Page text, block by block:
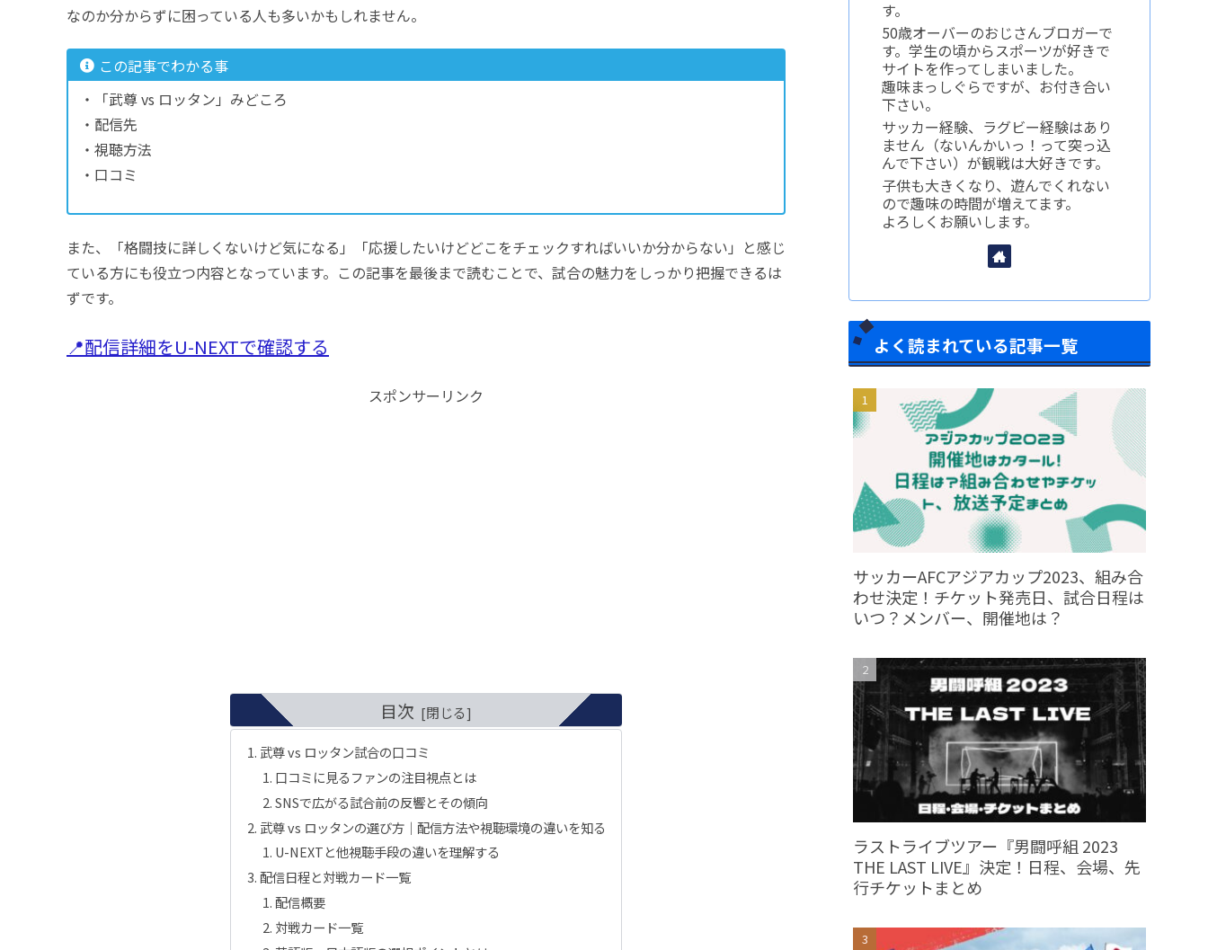
なのか分からずに困っている人も多いかもしれません。
この記事でわかる事
・「武尊 vs ロッタン」みどころ
・配信先
・視聴方法
・口コミ
また、「格闘技に詳しくないけど気になる」「応援したいけどどこをチェックすればいいか分からない」と感じ
ている方にも役立つ内容となっています。この記事を最後まで読むことで、試合の魅力をしっかり把握できるは
ずです。
📍配信詳細をU-NEXTで確認する
スポンサーリンク
目次
武尊 vs ロッタン試合の口コミ
口コミに見るファンの注目視点とは
SNSで広がる試合前の反響とその傾向
武尊 vs ロッタンの選び方｜配信方法や視聴環境の違いを知る
U-NEXTと他視聴手段の違いを理解する
配信日程と対戦カード一覧
配信概要
対戦カード一覧
す。
50歳オーバーのおじさんブロガーで
す。学生の頃からスポーツが好きで
サイトを作ってしまいました。
趣味まっしぐらですが、お付き合い
下さい。
サッカー経験、ラグビー経験はあり
ません（ないんかいっ！って突っ込
んで下さい）が観戦は大好きです。
子供も大きくなり、遊んでくれない
ので趣味の時間が増えてます。
よろしくお願いします。
よく読まれている記事一覧
サッカーAFCアジアカップ2023、組み合
わせ決定！チケット発売日、試合日程は
いつ？メンバー、開催地は？
ラストライブツアー『男闘呼組 2023
THE LAST LIVE』決定！日程、会場、先
行チケットまとめ